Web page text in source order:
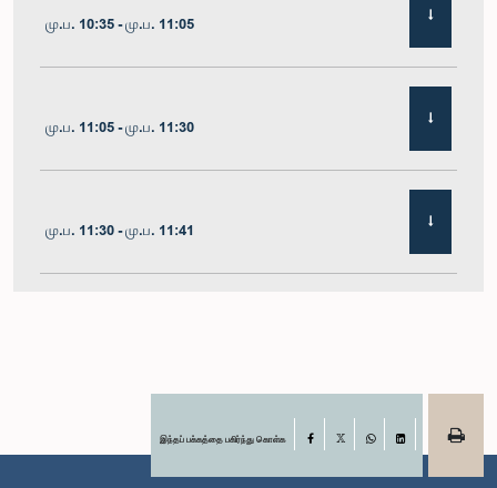
மு.ப. 10:35 - மு.ப. 11:05
மு.ப. 11:05 - மு.ப. 11:30
மு.ப. 11:30 - மு.ப. 11:41
மு.ப. 11:54 - பி.ப. 12:10இந்தப் பக்கத்தை பகிர்ந்து கொள்க Facebook
LinkedIn